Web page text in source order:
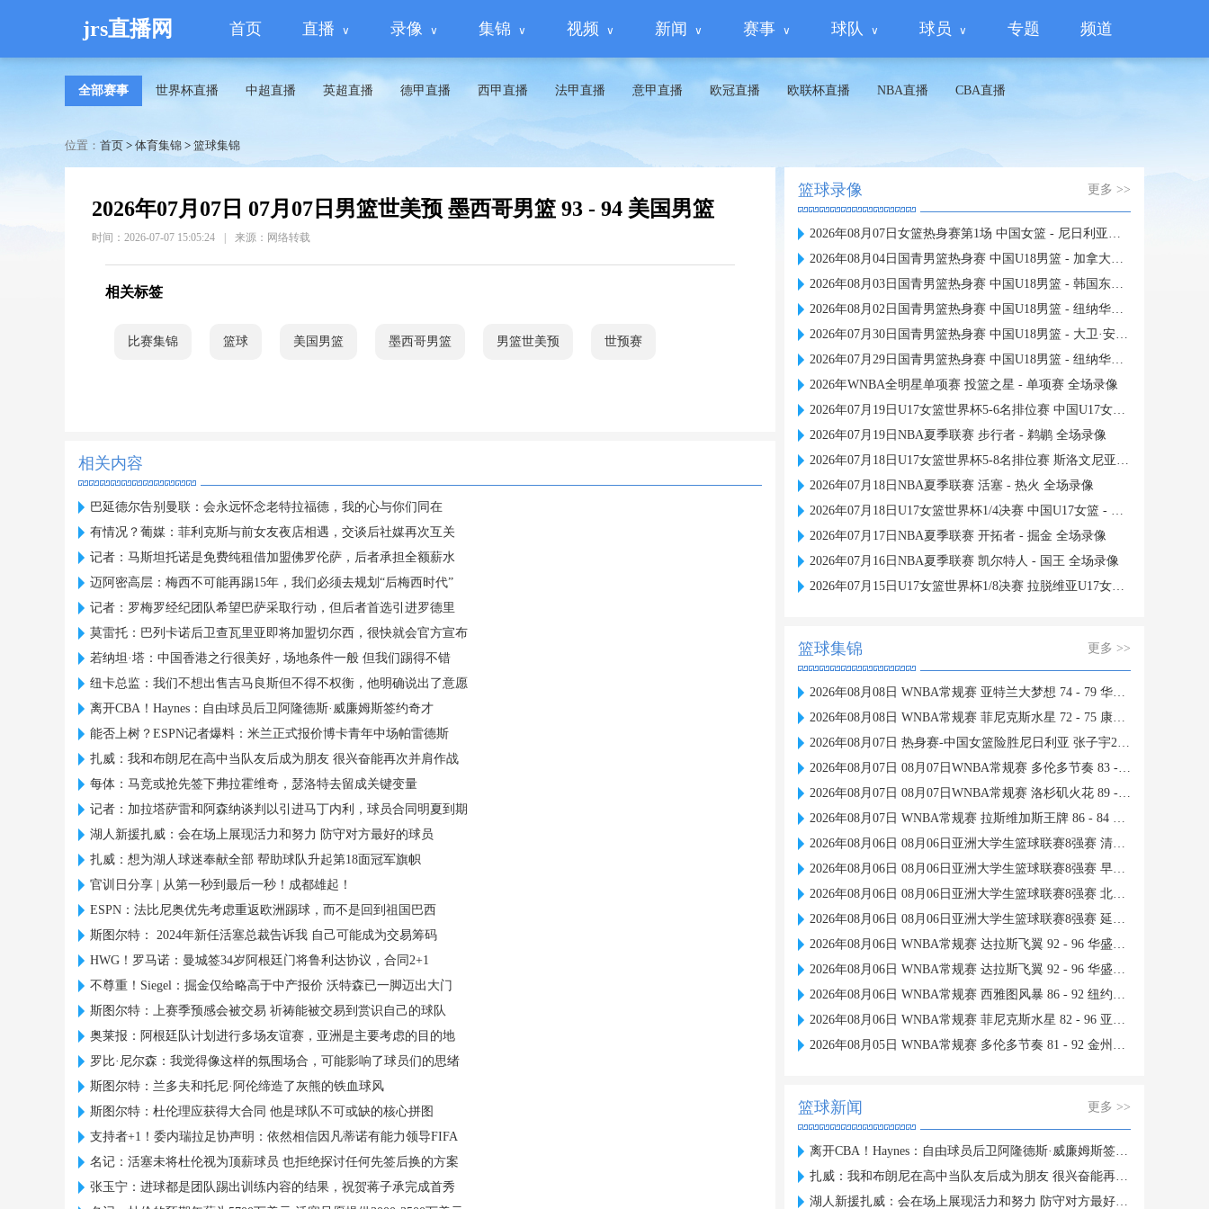
jrs直播网 首页 直播 录像 集锦 视频 新闻 赛事 球队 球员 专题 频道
全部赛事 世界杯直播 中超直播 英超直播 德甲直播 西甲直播 法甲直播 意甲直播 欧冠直播 欧联杯直播 NBA直播 CBA直播
位置： 首页 > 体育集锦 > 篮球集锦
2026年07月07日 07月07日男篮世美预 墨西哥男篮 93 - 94 美国男篮
时间：2026-07-07 15:05:24 来源：网络转载
相关标签
比赛集锦 篮球 美国男篮 墨西哥男篮 男篮世美预 世预赛
相关内容
巴延德尔告别曼联：会永远怀念老特拉福德，我的心与你们同在
有情况？葡媒：菲利克斯与前女友夜店相遇，交谈后社媒再次互关
记者：马斯坦托诺是免费纯租借加盟佛罗伦萨，后者承担全额薪水
迈阿密高层：梅西不可能再踢15年，我们必须去规划“后梅西时代”
记者：罗梅罗经纪团队希望巴萨采取行动，但后者首选引进罗德里
莫雷托：巴列卡诺后卫查瓦里亚即将加盟切尔西，很快就会官方宣布
若纳坦·塔：中国香港之行很美好，场地条件一般 但我们踢得不错
纽卡总监：我们不想出售吉马良斯但不得不权衡，他明确说出了意愿
离开CBA！Haynes：自由球员后卫阿隆德斯·威廉姆斯签约奇才
能否上树？ESPN记者爆料：米兰正式报价博卡青年中场帕雷德斯
扎威：我和布朗尼在高中当队友后成为朋友 很兴奋能再次并肩作战
每体：马竞或抢先签下弗拉霍维奇，瑟洛特去留成关键变量
记者：加拉塔萨雷和阿森纳谈判以引进马丁内利，球员合同明夏到期
湖人新援扎威：会在场上展现活力和努力 防守对方最好的球员
扎威：想为湖人球迷奉献全部 帮助球队升起第18面冠军旗帜
官训日分享 | 从第一秒到最后一秒！成都雄起！
ESPN：法比尼奥优先考虑重返欧洲踢球，而不是回到祖国巴西
斯图尔特： 2024年新任活塞总裁告诉我 自己可能成为交易筹码
HWG！罗马诺：曼城签34岁阿根廷门将鲁利达协议，合同2+1
不尊重！Siegel：掘金仅给略高于中产报价 沃特森已一脚迈出大门
斯图尔特：上赛季预感会被交易 祈祷能被交易到赏识自己的球队
奥莱报：阿根廷队计划进行多场友谊赛，亚洲是主要考虑的目的地
罗比·尼尔森：我觉得像这样的氛围场合，可能影响了球员们的思绪
斯图尔特：兰多夫和托尼·阿伦缔造了灰熊的铁血球风
斯图尔特：杜伦理应获得大合同 他是球队不可或缺的核心拼图
支持者+1！委内瑞拉足协声明：依然相信因凡蒂诺有能力领导FIFA
名记：活塞未将杜伦视为顶薪球员 也拒绝探讨任何先签后换的方案
张玉宁：进球都是团队踢出训练内容的结果，祝贺蒋子承完成首秀
篮球录像 更多 >>
2026年08月07日女篮热身赛第1场 中国女篮 - 尼日利亚女篮 全场录像
2026年08月04日国青男篮热身赛 中国U18男篮 - 加拿大大卫·安篮球学院 全场录像
2026年08月03日国青男篮热身赛 中国U18男篮 - 韩国东国大学 全场录像
2026年08月02日国青男篮热身赛 中国U18男篮 - 纽纳华丁闪电队 全场录像
2026年07月30日国青男篮热身赛 中国U18男篮 - 大卫·安篮球学院 全场录像
2026年07月29日国青男篮热身赛 中国U18男篮 - 纽纳华丁闪电队 全场录像
2026年WNBA全明星单项赛 投篮之星 - 单项赛 全场录像
2026年07月19日U17女篮世界杯5-6名排位赛 中国U17女篮 - 新西兰U17女篮 全场录像
2026年07月19日NBA夏季联赛 步行者 - 鹈鹕 全场录像
2026年07月18日U17女篮世界杯5-8名排位赛 斯洛文尼亚U17女篮 - 中国U17女篮 全场录像
2026年07月18日NBA夏季联赛 活塞 - 热火 全场录像
2026年07月18日U17女篮世界杯1/4决赛 中国U17女篮 - 加拿大U17女篮 录像
2026年07月17日NBA夏季联赛 开拓者 - 掘金 全场录像
2026年07月16日NBA夏季联赛 凯尔特人 - 国王 全场录像
2026年07月15日U17女篮世界杯1/8决赛 拉脱维亚U17女篮 - 中国U17女篮 录像
篮球集锦 更多 >>
2026年08月08日 WNBA常规赛 亚特兰大梦想 74 - 79 华盛顿神秘人 全场集锦
2026年08月08日 WNBA常规赛 菲尼克斯水星 72 - 75 康涅狄格太阳 全场集锦
2026年08月07日 热身赛-中国女篮险胜尼日利亚 张子宇24+11 杨舒予12+6
2026年08月07日 08月07日WNBA常规赛 多伦多节奏 83 - 97 波特兰火焰 集锦
2026年08月07日 08月07日WNBA常规赛 洛杉矶火花 89 - 82 明尼苏达山猫 全场集锦
2026年08月07日 WNBA常规赛 拉斯维加斯王牌 86 - 84 印第安纳狂热 全场集锦
2026年08月06日 08月06日亚洲大学生篮球联赛8强赛 清华大学 85 - 81 菲律宾大学 集锦
2026年08月06日 08月06日亚洲大学生篮球联赛8强赛 早稻田大学 78 - 71 高丽大学 集锦
2026年08月06日 08月06日亚洲大学生篮球联赛8强赛 北京大学 77 - 79 上海交通大学 集锦
2026年08月06日 08月06日亚洲大学生篮球联赛8强赛 延世大学 67 - 72 政治大学 集锦
2026年08月06日 WNBA常规赛 达拉斯飞翼 92 - 96 华盛顿神秘人 全场集锦
2026年08月06日 WNBA常规赛 达拉斯飞翼 92 - 96 华盛顿神秘人 全场集锦
2026年08月06日 WNBA常规赛 西雅图风暴 86 - 92 纽约自由人 全场集锦
2026年08月06日 WNBA常规赛 菲尼克斯水星 82 - 96 亚特兰大梦想 全场集锦
2026年08月05日 WNBA常规赛 多伦多节奏 81 - 92 金州女武神 全场集锦
篮球新闻 更多 >>
离开CBA！Haynes：自由球员后卫阿隆德斯·威廉姆斯签约奇才
扎威：我和布朗尼在高中当队友后成为朋友 很兴奋能再次并肩作战
湖人新援扎威：会在场上展现活力和努力 防守对方最好的球员